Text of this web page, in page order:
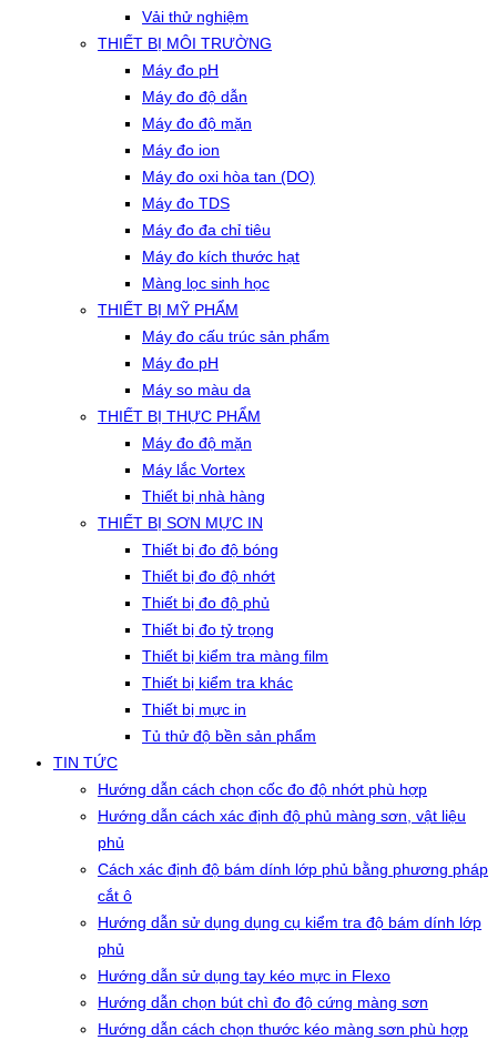
Vải thử nghiệm
THIẾT BỊ MÔI TRƯỜNG
Máy đo pH
Máy đo độ dẫn
Máy đo độ mặn
Máy đo ion
Máy đo oxi hòa tan (DO)
Máy đo TDS
Máy đo đa chỉ tiêu
Máy đo kích thước hạt
Màng lọc sinh học
THIẾT BỊ MỸ PHẨM
Máy đo cấu trúc sản phẩm
Máy đo pH
Máy so màu da
THIẾT BỊ THỰC PHẨM
Máy đo độ mặn
Máy lắc Vortex
Thiết bị nhà hàng
THIẾT BỊ SƠN MỰC IN
Thiết bị đo độ bóng
Thiết bị đo độ nhớt
Thiết bị đo độ phủ
Thiết bị đo tỷ trọng
Thiết bị kiểm tra màng film
Thiết bị kiểm tra khác
Thiết bị mực in
Tủ thử độ bền sản phẩm
TIN TỨC
Hướng dẫn cách chọn cốc đo độ nhớt phù hợp
Hướng dẫn cách xác định độ phủ màng sơn, vật liệu
phủ
Cách xác định độ bám dính lớp phủ bằng phương pháp
cắt ô
Hướng dẫn sử dụng dụng cụ kiểm tra độ bám dính lớp
phủ
Hướng dẫn sử dụng tay kéo mực in Flexo
Hướng dẫn chọn bút chì đo độ cứng màng sơn
Hướng dẫn cách chọn thước kéo màng sơn phù hợp